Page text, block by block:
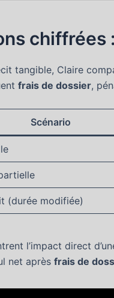
chiffrées
tangible, Claire
frais de dossier,
Scénario
(durée modifiée)
l’impact direct
net après frais de